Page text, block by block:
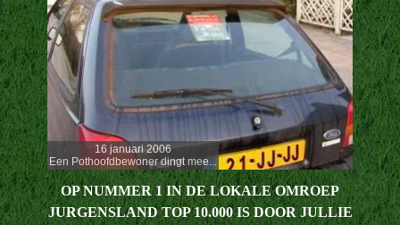
16 januari 2006
Een Pothoofdbewoner dingt mee...
OP NUMMER 1 IN DE LOKALE OMROEP
JURGENSLAND TOP 10.000 IS DOOR JULLIE